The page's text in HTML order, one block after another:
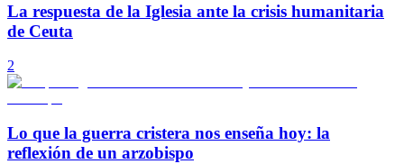
La respuesta de la Iglesia ante la crisis humanitaria
de Ceuta
2
Lo que la guerra cristera nos enseña hoy: la
reflexión de un arzobispo